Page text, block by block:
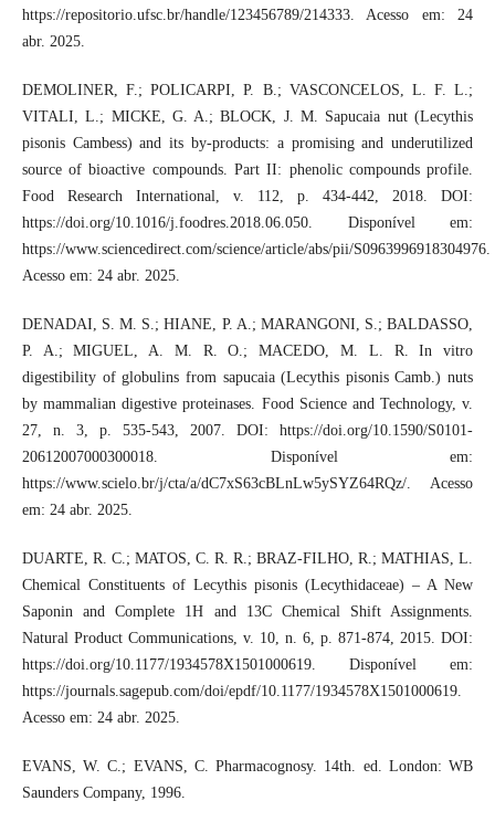
https://repositorio.ufsc.br/handle/123456789/214333. Acesso em: 24
abr. 2025.
DEMOLINER, F.; POLICARPI, P. B.; VASCONCELOS, L. F. L.;
VITALI, L.; MICKE, G. A.; BLOCK, J. M. Sapucaia nut (Lecythis
pisonis Cambess) and its by-products: a promising and underutilized
source of bioactive compounds. Part II: phenolic compounds profile.
Food Research International, v. 112, p. 434-442, 2018. DOI:
https://doi.org/10.1016/j.foodres.2018.06.050. Disponível em:
https://www.sciencedirect.com/science/article/abs/pii/S0963996918304976.
Acesso em: 24 abr. 2025.
DENADAI, S. M. S.; HIANE, P. A.; MARANGONI, S.; BALDASSO,
P. A.; MIGUEL, A. M. R. O.; MACEDO, M. L. R. In vitro
digestibility of globulins from sapucaia (Lecythis pisonis Camb.) nuts
by mammalian digestive proteinases. Food Science and Technology, v.
27, n. 3, p. 535-543, 2007. DOI: https://doi.org/10.1590/S0101-
20612007000300018. Disponível em:
https://www.scielo.br/j/cta/a/dC7xS63cBLnLw5ySYZ64RQz/. Acesso
em: 24 abr. 2025.
DUARTE, R. C.; MATOS, C. R. R.; BRAZ-FILHO, R.; MATHIAS, L.
Chemical Constituents of Lecythis pisonis (Lecythidaceae) – A New
Saponin and Complete 1H and 13C Chemical Shift Assignments.
Natural Product Communications, v. 10, n. 6, p. 871-874, 2015. DOI:
https://doi.org/10.1177/1934578X1501000619. Disponível em:
https://journals.sagepub.com/doi/epdf/10.1177/1934578X1501000619.
Acesso em: 24 abr. 2025.
EVANS, W. C.; EVANS, C. Pharmacognosy. 14th. ed. London: WB
Saunders Company, 1996.